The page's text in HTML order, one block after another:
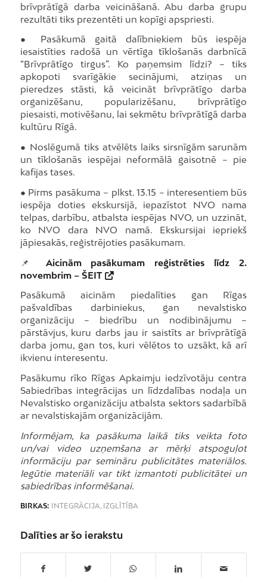
brīvprātīgā darba veicināšanā. Abu darba grupu
rezultāti tiks prezentēti un kopīgi apspriesti.
● Pasākumā gaitā dalībniekiem būs iespēja
iesaistīties radošā un vērtīga tīklošanās darbnīcā
“Brīvprātīgo tirgus”. Ko paņemsim līdzi? – tiks
apkopoti svarīgākie secinājumi, atziņas un
pieredzes stāsti, kā veicināt brīvprātīgo darba
organizēšanu, popularizēšanu, brīvprātīgo
piesaisti, motivēšanu, lai sekmētu brīvprātīgā darba
kultūru Rīgā.
● Noslēgumā tiks atvēlēts laiks sirsnīgām sarunām
un tīklošanās iespējai neformālā gaisotnē – pie
kafijas tases.
● Pirms pasākuma – plkst. 13.15 – interesentiem būs
iespēja doties ekskursijā, iepazīstot NVO nama
telpas, darbību, atbalsta iespējas NVO, un uzzināt,
ko NVO dara NVO namā. Ekskursijai iepriekš
jāpiesakās, reģistrējoties pasākumam.
📌 Aicinām pasākumam reģistrēties līdz 2.
novembrim – ŠEIT
Pasākumā aicinām piedalīties gan Rīgas
pašvaldības darbiniekus, gan nevalstisko
organizāciju – biedrību un nodibinājumu –
pārstāvjus, kuru darbs jau ir saistīts ar brīvprātīgā
darba jomu, gan tos, kuri vēlētos to uzsākt, kā arī
ikvienu interesentu.
Pasākumu rīko Rīgas Apkaimju iedzīvotāju centra
Sabiedrības integrācijas un līdzdalības nodaļa un
Nevalstisko organizāciju atbalsta sektors sadarbībā
ar nevalstiskajām organizācijām.
Informējam, ka pasākuma laikā tiks veikta foto
un/vai video uzņemšana ar mērķi atspoguļot
informāciju par semināru publicitātes materiālos.
Iegūtie materiāli var tikt izmantoti publicitātei un
sabiedrības informēšanai.
BIRKAS: INTEGRĀCIJA, IZGLĪTĪBA
Dalīties ar šo ierakstu